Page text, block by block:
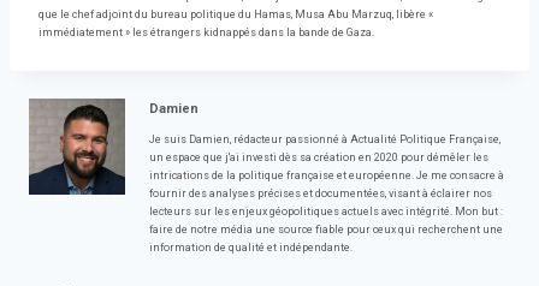
que le chef adjoint du bureau politique du Hamas, Musa Abu Marzuq, libère «
immédiatement » les étrangers kidnappés dans la bande de Gaza.
Damien
Je suis Damien, rédacteur passionné à Actualité Politique Française,
un espace que j'ai investi dès sa création en 2020 pour démêler les
intrications de la politique française et européenne. Je me consacre à
fournir des analyses précises et documentées, visant à éclairer nos
lecteurs sur les enjeux géopolitiques actuels avec intégrité. Mon but :
faire de notre média une source fiable pour ceux qui recherchent une
information de qualité et indépendante.